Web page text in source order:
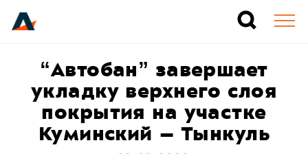
“Автобан” завершает
укладку верхнего слоя
покрытия на участке
Куминский – Тынкуль